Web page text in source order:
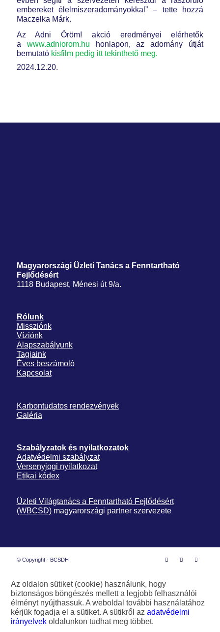
embereket élelmiszeradományokkal” – tette hozzá
Maczelka Márk.
Az Adni Öröm! akció eredményei elérhetők
a www.adniorom.hu honlapon, az adomány útját
bemutató kisfilm pedig itt tekinthető meg.
2024.12.20.
Magyarországi Üzleti Tanács a Fenntartható
Fejlődésért
1118 Budapest, Ménesi út 9/a.
Rólunk
Missziónk
Víziónk
Alapszabályunk
Tagjaink
Éves beszámoló
Kapcsolat
Karbontudatos rendezvények
Galéria
Szabályzatok és nyilatkozatok
Adatvédelmi szabályzat
Versenyjogi nyilatkozat
Etikai kódex
Üzleti Világtanács a Fenntartható Fejlődésért
(WBCSD)magyarországi partner szervezete
© Copyright - BCSDH
Az oldalon sütiket (cookie) használunk, hogy
biztonságos böngészés mellett a legjobb felhasználói
élményt nyújthassuk. A weboldal további használatához
kérjük fogadja el a sütiket. A sütikről azadatvédelmi
irányelvek oldalunkon tudhat meg többet.